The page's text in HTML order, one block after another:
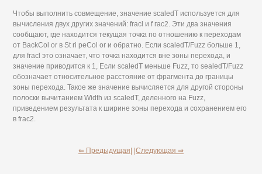
Чтобы выполнить совмещение, значение scaledT используется для
вычисления двух других значений: fracl и f гас2. Эти два значения
сообщают, где находится текущая точка по отношению к переходам
от BackCol or в St ri peCol or и обратно. Если scaledT/Fuzz больше 1,
для fracl это означает, что точка находится вне зоны перехода, и
значение приводится к 1, Если scaledT меньше Fuzz, то sealedT/Fuzz
обозначает относительное расстояние от фрагмента до границы
зоны перехода. Такое же значение вычисляется для другой стороны
полоски вычитанием Width из scaledT, деленного на Fuzz,
приведением результата к ширине зоны перехода и сохранением его
в frac2.
⇐ Предыдущая| |Следующая ⇒